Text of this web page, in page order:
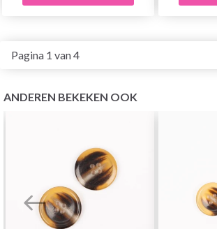
Pagina 1 van 4
ANDEREN BEKEKEN OOK